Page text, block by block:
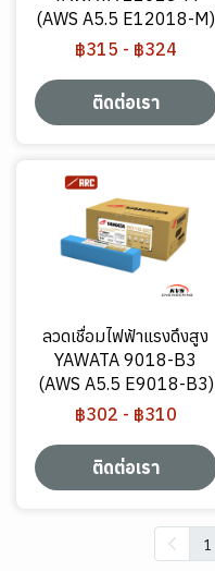
(AWS A5.5 E12018-M)
฿315 - ฿324
ติดต่อเรา
ลวดเชื่อมไฟฟ้าแรงดึงสูง
YAWATA 9018-B3
(AWS A5.5 E9018-B3)
฿302 - ฿310
ติดต่อเรา
1